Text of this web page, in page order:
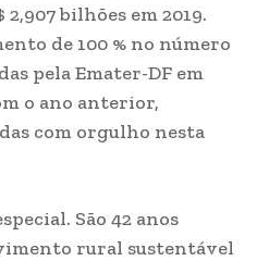
bilhões em 2019.
de 100 % no número
pela Emater-DF em
o ano anterior,
com orgulho nesta
São 42 anos
rural sustentável